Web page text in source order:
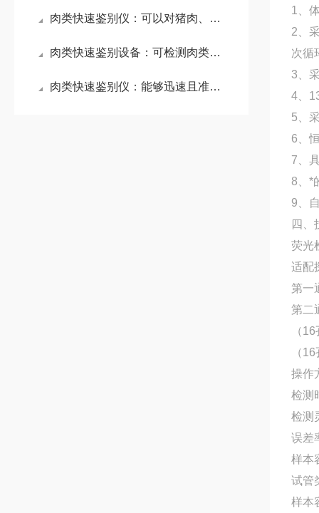
肉类快速鉴别仪：可以对猪肉、牛肉、羊肉、鸡肉等各种动物源性成分进行检测
肉类快速鉴别设备：可检测肉类中是否掺杂了其他动物的肉，实现物种精准识别
肉类快速鉴别仪：能够迅速且准确地判断肉类种类，有效识别真假肉类
1、
2、
次循
3、
4、
5、
6、
7、
8、*
9、
四、
荧光
适配
第一
第二
（
（
操作
检测
检测
误差
样本
试管
样本